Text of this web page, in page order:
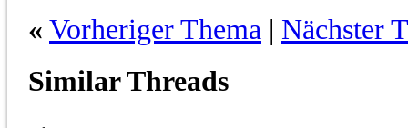
« Vorheriger Thema | Nächster
Similar Threads